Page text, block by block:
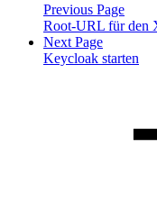
Previous Page
Root-URL für den
Next Page
Keycloak starten